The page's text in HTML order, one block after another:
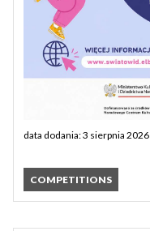
data dodania: 3 sierpnia 2026
COMPETITIONS